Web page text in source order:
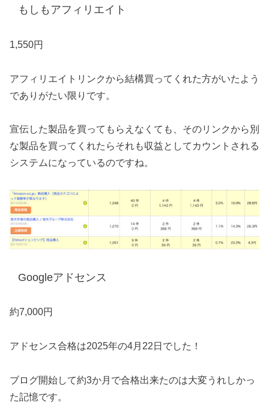
もしもアフィリエイト
1,550円
アフィリエイトリンクから結構買ってくれた方がいたよう
でありがたい限りです。
宣伝した製品を買ってもらえなくても、そのリンクから別
な製品を買ってくれたらそれも収益としてカウントされる
システムになっているのですね。
Googleアドセンス
約7,000円
アドセンス合格は2025年の4月22日でした！
ブログ開始して約3か月で合格出来たのは大変うれしかっ
た記憶です。